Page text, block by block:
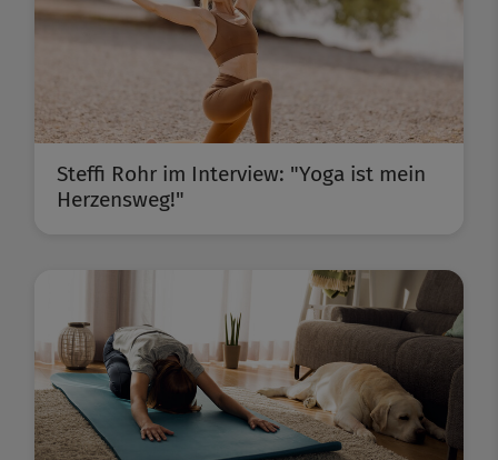
Steffi Rohr im Interview: "Yoga ist mein
Herzensweg!"